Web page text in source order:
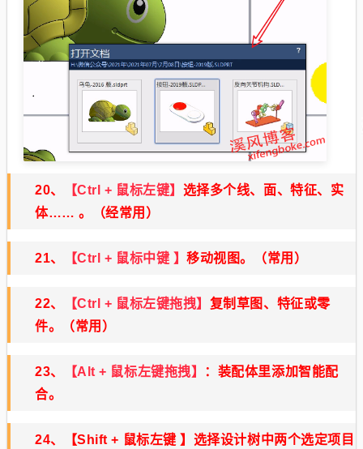
20、 【Ctrl + 鼠标左键】 选择多个线、面、特征、实
体…… 。
（经常用）
21、 【Ctrl + 鼠标中键 】移动视图。 （常用）
22、 【Ctrl + 鼠标左键拖拽】 复制草图、特征或零
件。
（常用）
23、 【Alt + 鼠标左键拖拽】
：装配体里添加智能配
合。
24、 【Shift + 鼠标左键 】 选择设计树中两个选定项目